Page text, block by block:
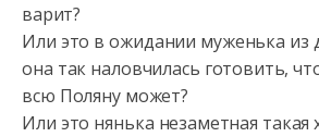
варит?
Или это в ожидании муженька из
она так наловчилась готовить,
всю Поляну может?
Или это нянька незаметная такая